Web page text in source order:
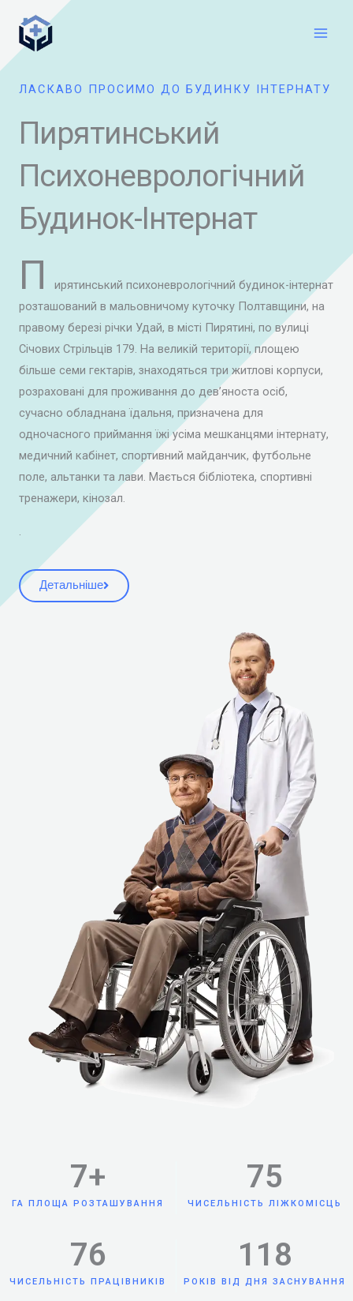
вмісту
ЛАСКАВО ПРОСИМО ДО БУДИНКУ ІНТЕРНАТУ
Пирятинський
Психоневрологічний
Будинок-Інтернат
П
ирятинський психоневрологічний будинок-інтернат
розташований в мальовничому куточку Полтавщини, на
правому березі річки Удай, в місті Пирятині, по вулиці
Січових Стрільців 179. На великій території, площею
більше семи гектарів, знаходяться три житлові корпуси,
розраховані для проживання до дев’яноста осіб,
сучасно обладнана їдальня, призначена для
одночасного приймання їжі усіма мешканцями інтернату,
медичний кабінет, спортивний майданчик, футбольне
поле, альтанки та лави. Мається бібліотека, спортивні
тренажери, кінозал.
Детальніше
ГА ПЛОЩА РОЗТАШУВАННЯ
7+
ЧИСЕЛЬНІСТЬ ЛІЖКОМІСЦЬ
75
ЧИСЕЛЬНІСТЬ ПРАЦІВНИКІВ
76
РОКІВ ВІД ДНЯ ЗАСНУВАННЯ
118